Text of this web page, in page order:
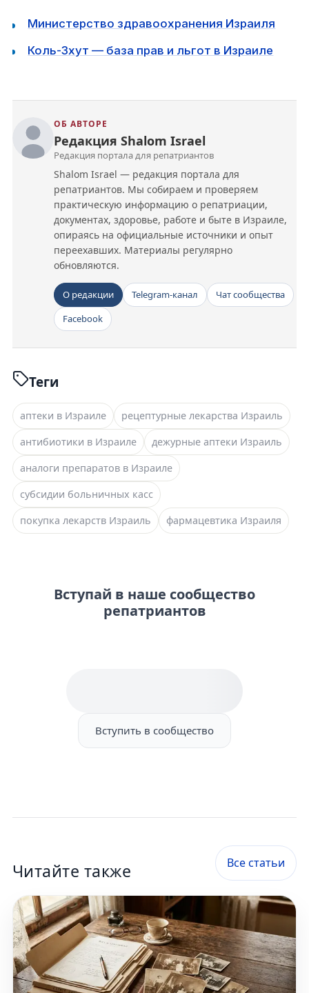
Министерство здравоохранения Израиля
Коль-Зхут — база прав и льгот в Израиле
ОБ АВТОРЕ
Редакция Shalom Israel
Редакция портала для репатриантов
Shalom Israel — редакция портала для
репатриантов. Мы собираем и проверяем
практическую информацию о репатриации,
документах, здоровье, работе и быте в Израиле,
опираясь на официальные источники и опыт
переехавших. Материалы регулярно
обновляются.
О редакции Telegram-канал
Чат сообщества
Facebook
Теги
аптеки в Израиле
рецептурные лекарства Израиль
антибиотики в Израиле
дежурные аптеки Израиль
аналоги препаратов в Израиле
субсидии больничных касс
покупка лекарств Израиль
фармацевтика Израиля
Вступай в наше сообщество
репатриантов
Вступить в сообщество
Читайте также Все статьи